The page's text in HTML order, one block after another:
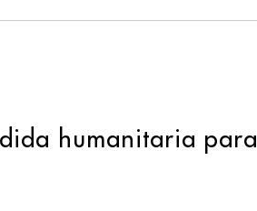
humanitaria para